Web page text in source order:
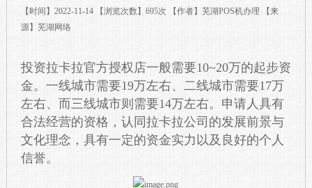
【时间】2022-11-14 【浏览次数】695次 【作者】芜湖POS机办理 【来
源】芜湖网络
投资拉卡拉官方授权店一般需要10~20万的起步资
金。一线城市需要19万左右、二线城市需要17万
左右、而三线城市则需要14万左右。申请人具有
合法经营的资格，认同拉卡拉公司的发展前景与
文化理念，具有一定的资金实力以及良好的个人
信誉。